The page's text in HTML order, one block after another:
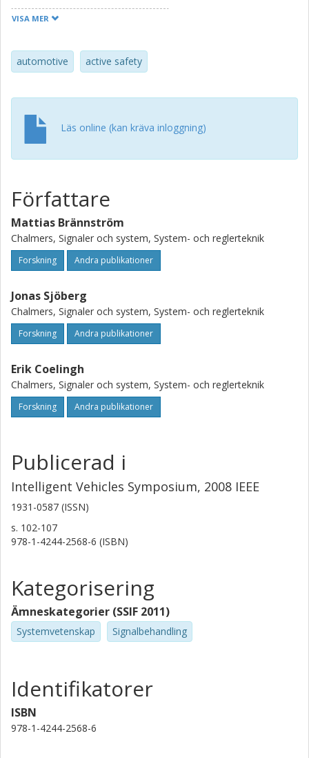
being distracted, without significantly increasing the risk of
during 200 driving hours in real traffic conditions.
VISA MER
automotive active safety
Läs online (kan kräva inloggning)
Författare
Mattias Brännström
Chalmers, Signaler och system, System- och reglerteknik
Forskning Andra publikationer
Jonas Sjöberg
Chalmers, Signaler och system, System- och reglerteknik
Forskning Andra publikationer
Erik Coelingh
Chalmers, Signaler och system, System- och reglerteknik
Forskning Andra publikationer
Publicerad i
Intelligent Vehicles Symposium, 2008 IEEE
1931-0587 (ISSN)
s. 102-107
978-1-4244-2568-6 (ISBN)
Kategorisering
Ämneskategorier (SSIF 2011)
Systemvetenskap Signalbehandling
Identifikatorer
ISBN
978-1-4244-2568-6